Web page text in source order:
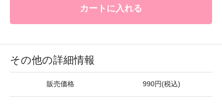
カートに入れる
その他の詳細情報
販売価格 990円(税込)